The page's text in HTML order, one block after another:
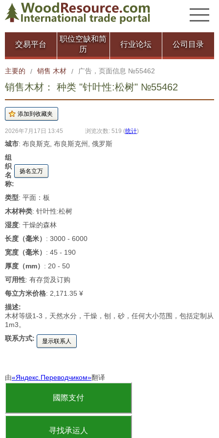
交易平台
职位空缺和简
历
行业论坛 公司目录
主要的 / 销售 木材 / 广告，页面信息 №55462
销售木材： 种类 "针叶性:松树" №55462
2026年7月17日 13:45 浏览次数: 519 (统计)
城市: 布良斯克, 布良斯克州, 俄罗斯
组
织
名
称:
扬名立万
类型: 平面：板
木材种类: 针叶性:松树
湿度: 干燥的森林
长度（毫米） : 3000 - 6000
宽度（毫米） : 45 - 190
厚度（mm） : 20 - 50
可用性: 有存货及订购
每立方米价格: 2,171.35 ¥
描述:
木材等级1-3，天然水分，干燥，刨，砂，任何大小范围，包括定制从
1m3。
联系方式:
显示联系人
由«Яндекс.Переводчиком»翻译
國際支付
寻找承运人